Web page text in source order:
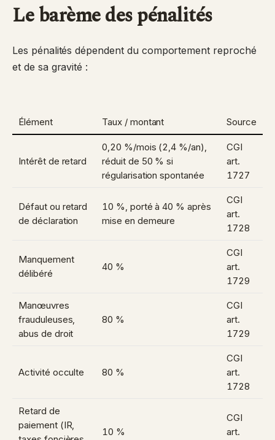
Le barème des pénalités
Les pénalités dépendent du comportement reproché
et de sa gravité :
Élément Taux / montant Source
Intérêt de retard
0,20 %/mois (2,4 %/an),
réduit de 50 % si
régularisation spontanée
CGI
art.
1727
Défaut ou retard
de déclaration
10 %, porté à 40 % après
mise en demeure
CGI
art.
1728
Manquement
délibéré
40 %
CGI
art.
1729
Manœuvres
frauduleuses,
abus de droit
80 %
CGI
art.
1729
Activité occulte 80 %
CGI
art.
1728
Retard de
paiement (IR,
10 %
CGI
art.